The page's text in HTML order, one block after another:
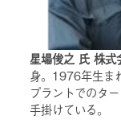
星場俊之 氏 株式
身。1976年生ま
プラントでのタ
手掛けている。